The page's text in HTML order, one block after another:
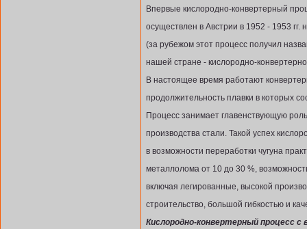
Впервые кислородно-конвертерный
осуществлен в Австрии в 1952 - 1953
(за рубежом этот процесс получил
нашей стране - кислородно-
В настоящее время работают
продолжительность плавки в которых
Процесс занимает главенствующую
производства стали. Такой успех
в возможности переработки чугуна
металлолома от 10 до 30 %,
включая легированные, высокой
строительство, большой гибкостью и
Кислородно-конвертерный процесс с